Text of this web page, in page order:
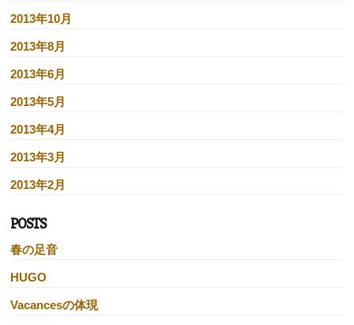
2013年10月
2013年8月
2013年6月
2013年5月
2013年4月
2013年3月
2013年2月
POSTS
春の足音
HUGO
Vacancesの体現